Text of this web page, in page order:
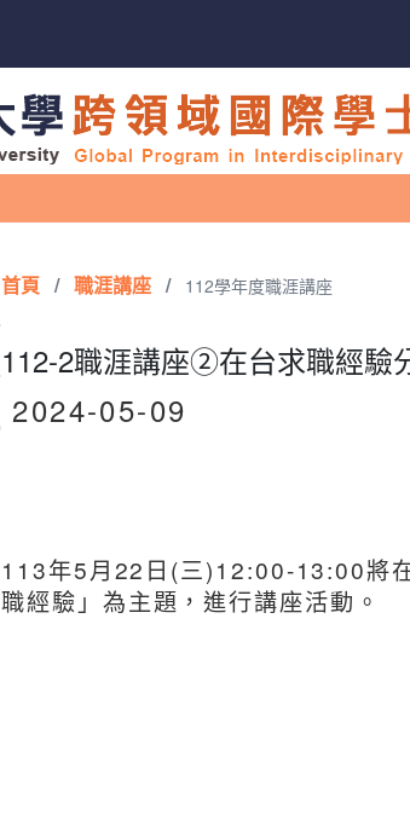
首頁 / 職涯講座 / 112學年度職涯講座
112-2職涯講座②在台求職經驗
2024-05-09
113年5月22日(三)12:00-13:00將
職經驗」為主題，進行講座活動。